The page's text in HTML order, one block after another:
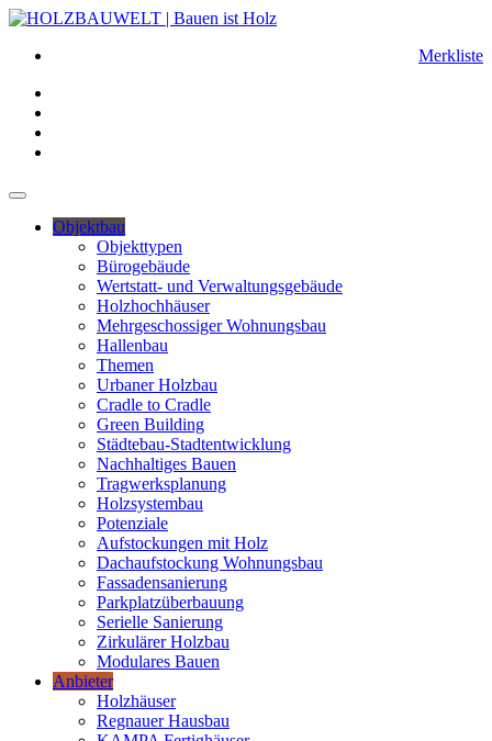
Merkliste
Objektbau
Objekttypen
Bürogebäude
Wertstatt- und Verwaltungsgebäude
Holzhochhäuser
Mehrgeschossiger Wohnungsbau
Hallenbau
Themen
Urbaner Holzbau
Cradle to Cradle
Green Building
Städtebau-Stadtentwicklung
Nachhaltiges Bauen
Tragwerksplanung
Holzsystembau
Potenziale
Aufstockungen mit Holz
Dachaufstockung Wohnungsbau
Fassadensanierung
Parkplatzüberbauung
Serielle Sanierung
Zirkulärer Holzbau
Modulares Bauen
Anbieter
Holzhäuser
Regnauer Hausbau